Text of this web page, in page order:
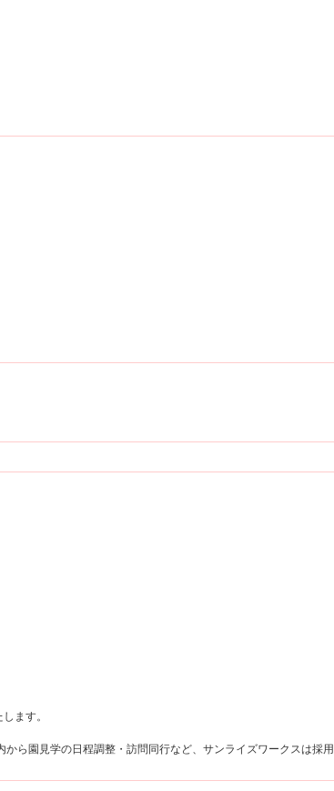
ます。
ら園見学の日程調整・訪問同行など、サンライズワークスは採用